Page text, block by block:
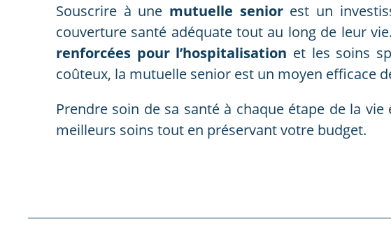
Souscrire à une mutuelle seniorest un
couverture santé adéquate tout au long de leur
renforcées pour l’hospitalisation et les soins
coûteux, la mutuelle senior est un moyen efficace
Prendre soin de sa santé à chaque étape de la
meilleurs soins tout en préservant votre budget.